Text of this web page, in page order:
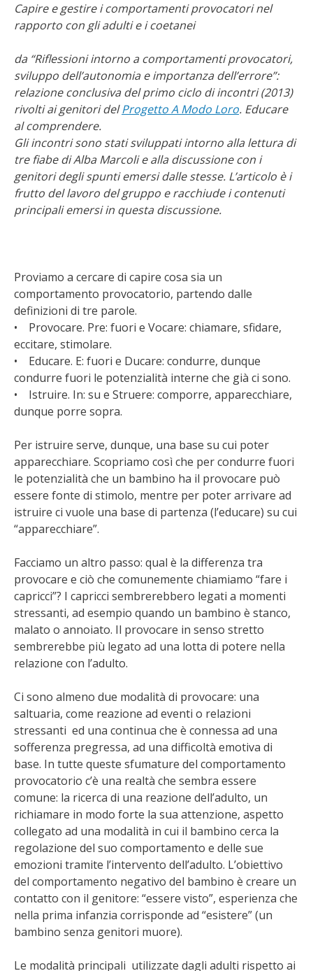
Capire e gestire i comportamenti provocatori nel
rapporto con gli adulti e i coetanei
da “Riflessioni intorno a comportamenti provocatori,
sviluppo dell’autonomia e importanza dell’errore”:
relazione conclusiva del primo ciclo di incontri (2013)
rivolti ai genitori delProgetto A Modo Loro. Educare
al comprendere.
Gli incontri sono stati sviluppati intorno alla lettura di
tre fiabe di Alba Marcoli e alla discussione con i
genitori degli spunti emersi dalle stesse. L’articolo è i
frutto del lavoro del gruppo e racchiude i contenuti
principali emersi in questa discussione.
Proviamo a cercare di capire cosa sia un
comportamento provocatorio, partendo dalle
definizioni di tre parole.
• Provocare. Pre: fuori e Vocare: chiamare, sfidare,
eccitare, stimolare.
• Educare. E: fuori e Ducare: condurre, dunque
condurre fuori le potenzialità interne che già ci sono.
• Istruire. In: su e Struere: comporre, apparecchiare,
dunque porre sopra.
Per istruire serve, dunque, una base su cui poter
apparecchiare. Scopriamo così che per condurre fuori
le potenzialità che un bambino ha il provocare può
essere fonte di stimolo, mentre per poter arrivare ad
istruire ci vuole una base di partenza (l’educare) su cui
“apparecchiare”.
Facciamo un altro passo: qual è la differenza tra
provocare e ciò che comunemente chiamiamo “fare i
capricci”? I capricci sembrerebbero legati a momenti
stressanti, ad esempio quando un bambino è stanco,
malato o annoiato. Il provocare in senso stretto
sembrerebbe più legato ad una lotta di potere nella
relazione con l’adulto.
Ci sono almeno due modalità di provocare: una
saltuaria, come reazione ad eventi o relazioni
stressanti ed una continua che è connessa ad una
sofferenza pregressa, ad una difficoltà emotiva di
base. In tutte queste sfumature del comportamento
provocatorio c’è una realtà che sembra essere
comune: la ricerca di una reazione dell’adulto, un
richiamare in modo forte la sua attenzione, aspetto
collegato ad una modalità in cui il bambino cerca la
regolazione del suo comportamento e delle sue
emozioni tramite l’intervento dell’adulto. L’obiettivo
del comportamento negativo del bambino è creare un
contatto con il genitore: “essere visto”, esperienza che
nella prima infanzia corrisponde ad “esistere” (un
bambino senza genitori muore).
Le modalità principali utilizzate dagli adulti rispetto ai